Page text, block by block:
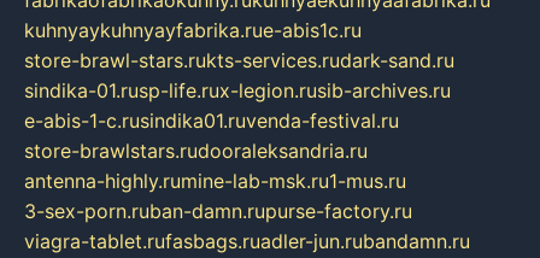
kuhnyaykuhnyayfabrika.rue-abis1c.ru
store-brawl-stars.rukts-services.rudark-sand.ru
sindika-01.rusp-life.rux-legion.rusib-archives.ru
e-abis-1-c.rusindika01.ruvenda-festival.ru
store-brawlstars.rudooraleksandria.ru
antenna-highly.rumine-lab-msk.ru1-mus.ru
3-sex-porn.ruban-damn.rupurse-factory.ru
viagra-tablet.rufasbags.ruadler-jun.rubandamn.ru